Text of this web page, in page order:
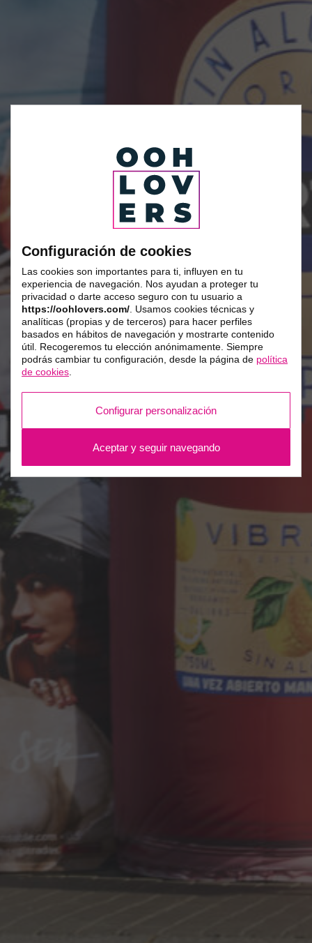
Configuración de cookies
Las cookies son importantes para ti, influyen en tu
experiencia de navegación. Nos ayudan a proteger tu
privacidad o darte acceso seguro con tu usuario a
https://oohlovers.com/. Usamos cookies técnicas y
analíticas (propias y de terceros) para hacer perfiles
basados en hábitos de navegación y mostrarte contenido
útil. Recogeremos tu elección anónimamente. Siempre
podrás cambiar tu configuración, desde la página de política
de cookies.
Configurar personalización
Aceptar y seguir navegando